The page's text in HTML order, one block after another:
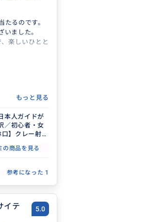
たるのです。
いました。
楽しいひとと
もっと見る
本人ガイドが
／初心者・女
】クレー射撃
の商品を見る
参考になった 1
イテ
5.0